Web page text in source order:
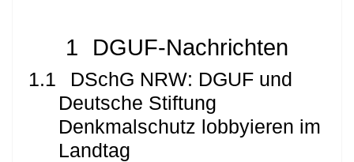
1 DGUF-Nachrichten
1.1
DSchG NRW: DGUF und
Deutsche Stiftung
Denkmalschutz lobbyieren im
Landtag